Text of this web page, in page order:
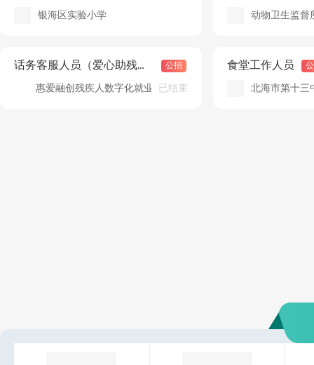
银海区实验小学 动物卫生监督
话务客服人员（爱心助残岗） 公招
惠爱融创残疾人数字化就业（北海）基地
已结束
食堂工作人员
北海市第十三